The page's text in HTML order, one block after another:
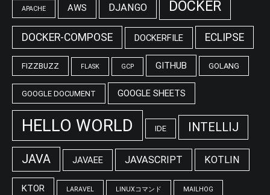
APACHE AWS DJANGO DOCKER
DOCKER-COMPOSE DOCKERFILE ECLIPSE
FIZZBUZZ FLASK GCP GITHUB GOLANG
GOOGLE DOCUMENT GOOGLE SHEETS
HELLO WORLD IDE INTELLIJ
JAVA JAVAEE JAVASCRIPT KOTLIN
KTOR LARAVEL LINUXコマンド MAILHOG